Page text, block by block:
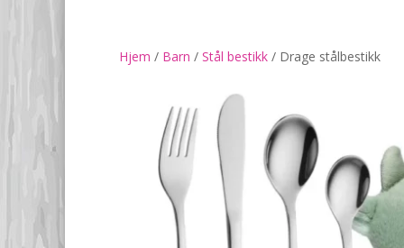
Hjem / Barn / Stål bestikk / Drage stålbestikk